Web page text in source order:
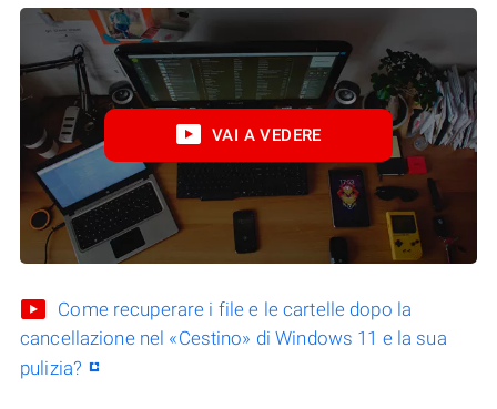
VAI A VEDERE
Come recuperare i file e le cartelle dopo la
cancellazione nel «Cestino» di Windows 11 e la sua
pulizia?